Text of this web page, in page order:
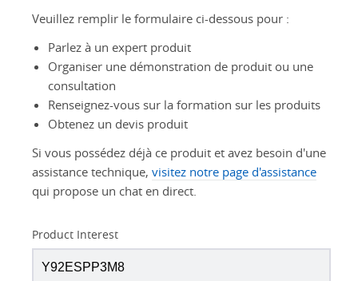
Veuillez remplir le formulaire ci-dessous pour :
Parlez à un expert produit
Organiser une démonstration de produit ou une
consultation
Renseignez-vous sur la formation sur les produits
Obtenez un devis produit
Si vous possédez déjà ce produit et avez besoin d'une
assistance technique, visitez notre page d'assistance
qui propose un chat en direct.
Product Interest